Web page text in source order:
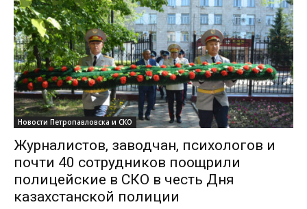
Новости Петропавловска и СКО
Журналистов, заводчан, психологов и
почти 40 сотрудников поощрили
полицейские в СКО в честь Дня
казахстанской полиции